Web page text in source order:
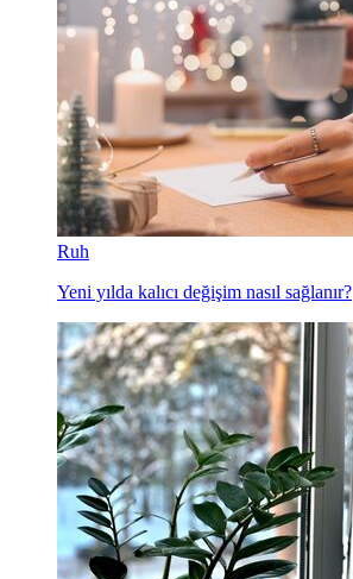
Ruh
Yeni yılda kalıcı değişim nasıl sağlanır?